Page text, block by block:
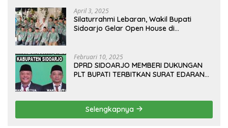
April 3, 2025
Silaturrahmi Lebaran, Wakil Bupati
Sidoarjo Gelar Open House di
Februari 10, 2025
DPRD SIDOARJO MEMBERI DUKUNGAN
PLT BUPATI TERBITKAN SURAT EDARAN
KELUAR KOTA
Selengkapnya